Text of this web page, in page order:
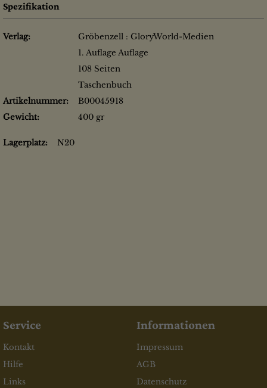
Spezifikation
Verlag:
Gröbenzell : GloryWorld-Medien
1. Auflage Auflage
108 Seiten
Taschenbuch
Artikelnummer:
B00045918
Gewicht:
400 gr
Lagerplatz: N20
Service
Kontakt
Hilfe
Links
Informationen
Impressum
AGB
Datenschutz